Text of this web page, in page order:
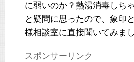
に弱いのか？熱湯消毒しち
と疑問に思ったので、象印
様相談室に直接聞いてみまし
スポンサーリンク